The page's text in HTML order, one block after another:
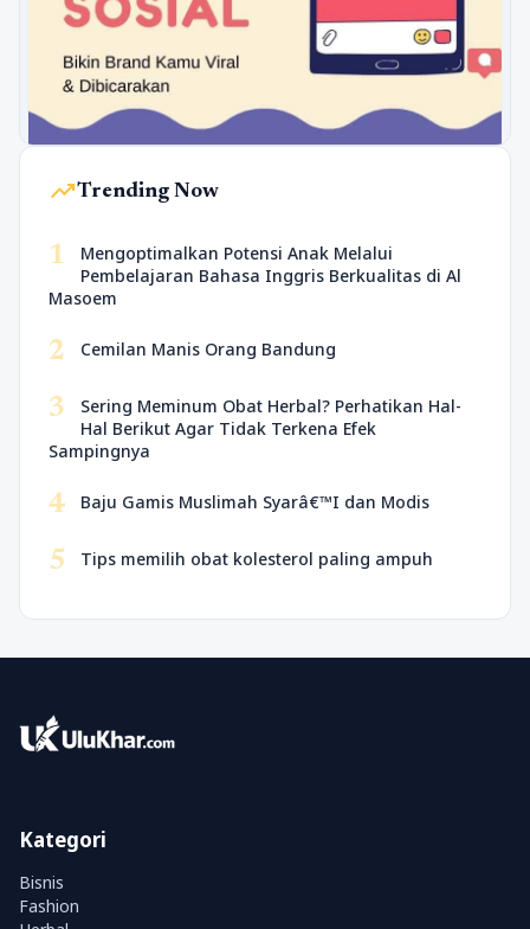
trending_upTrending Now
1
Mengoptimalkan Potensi Anak Melalui
Pembelajaran Bahasa Inggris Berkualitas di Al
Masoem
2 Cemilan Manis Orang Bandung
3
Sering Meminum Obat Herbal? Perhatikan Hal-
Hal Berikut Agar Tidak Terkena Efek
Sampingnya
4 Baju Gamis Muslimah Syarâ€™I dan Modis
5 Tips memilih obat kolesterol paling ampuh
Kategori
Bisnis
Fashion